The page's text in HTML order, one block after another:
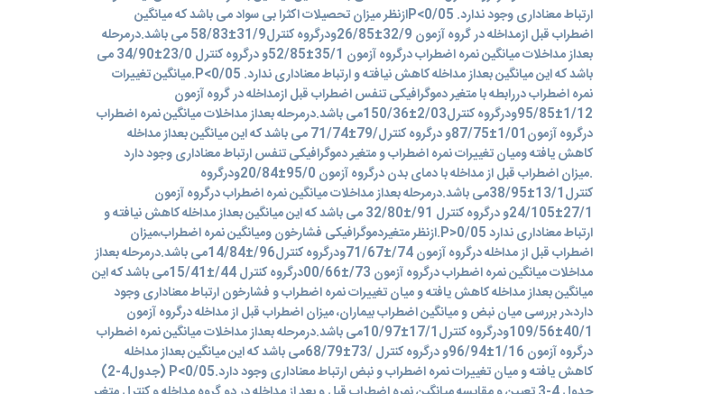
ارتباط معناداری وجود ندارد. P<0/05ازنظر میزان تحصیلات اکثرا بی سواد می باشد که میانگین
اضطراب قبل ازمداخله در گروه آزمون 32/9±26/85ودرگروه کنترل31/9±58/83 می باشد.درمرحله
بعداز مداخلات میانگین نمره اضطراب درگروه آزمون 35/1±52/85و درگروه کنترل 23/0±34/90 می
باشد که این میانگین بعداز مداخله کاهش نیافته و ارتباط معناداری ندارد. P<0/05.میانگین تغییرات
نمره اضطراب دررابطه با متغیر دموگرافیکی تنفس اضطراب قبل ازمداخله در گروه آزمون
1/12±95/85ودرگروه کنترل2/03±150/36می باشد.درمرحله بعداز مداخلات میانگین نمره اضطراب
درگروه آزمون1/01±87/75و درگروه کنترل/79±71/74 می باشد که این میانگین بعداز مداخله
کاهش یافته ومیان تغییرات نمره اضطراب و متغیر دموگرافیکی تنفس ارتباط معناداری وجود دارد
.میزان اضطراب قبل از مداخله با دمای بدن درگروه آزمون 95/0±20/84ودرگروه
کنترل13/1±38/95می باشد.درمرحله بعداز مداخلات میانگین نمره اضطراب درگروه آزمون
27/1±24/105و درگروه کنترل 91/±32/80 می باشد که این میانگین بعداز مداخله کاهش نیافته و
ارتباط معناداری ندارد P>0/05.ازنظر متغیردموگرافیکی فشارخون ومیانگین نمره اضطراب،میزان
اضطراب قبل از مداخله درگروه آزمون 74/±71/67ودرگروه کنترل96/±14/84می باشد.درمرحله بعداز
مداخلات میانگین نمره اضطراب درگروه آزمون 73/±00/66درگروه کنترل 44/±15/41می باشد که این
میانگین بعداز مداخله کاهش یافته و میان تغییرات نمره اضطراب و فشارخون ارتباط معناداری وجود
دارد،در بررسی میان نبض و میانگین اضطراب بیماران، میزان اضطراب قبل از مداخله درگروه آزمون
40/1±109/56ودرگروه کنترل17/1±10/97می باشد.درمرحله بعداز مداخلات میانگین نمره اضطراب
درگروه آزمون 1/16±96/94و درگروه کنترل /73±68/79می باشد که این میانگین بعداز مداخله
کاهش یافته و میان تغییرات نمره اضطراب و نبض ارتباط معناداری وجود دارد.P<0/05 (جدول4-2)